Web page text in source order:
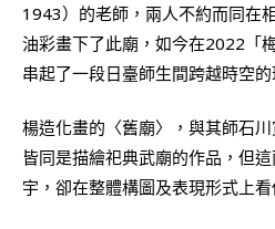
1943）的老師，兩人不約而同在
油彩畫下了此廟，如今在2022「
串起了一段日臺師生間跨越時空的
楊造化畫的〈舊廟〉，與其師石
皆同是描繪祀典武廟的作品，但
宇，卻在整體構圖及表現形式上看